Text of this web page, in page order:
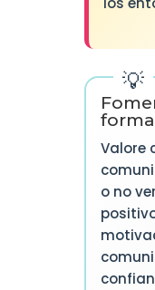
Valore
o no